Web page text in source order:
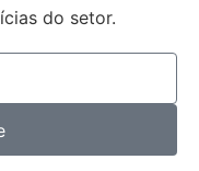
do setor.